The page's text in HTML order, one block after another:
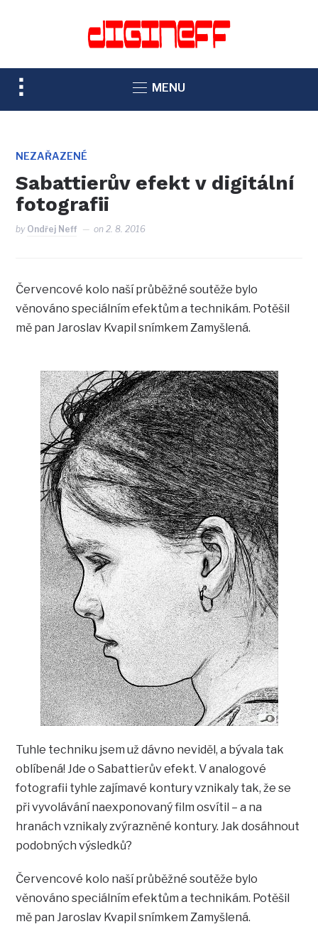
TOGGLE
SIDEBAR
NAVIGATION
MENU
NEZAŘAZENÉ
Sabattierův efekt v digitální
fotografii
by Ondřej Neff on2. 8. 2016
Červencové kolo naší průběžné soutěže bylo
věnováno speciálním efektům a technikám. Potěšil
mě pan Jaroslav Kvapil snímkem Zamyšlená.
Tuhle techniku jsem už dávno neviděl, a bývala tak
oblíbená! Jde o Sabattierův efekt. V analogové
fotografii tyhle zajímavé kontury vznikaly tak, že se
při vyvolávání naexponovaný film osvítil – a na
hranách vznikaly zvýrazněné kontury. Jak dosáhnout
podobných výsledků?
Červencové kolo naší průběžné soutěže bylo
věnováno speciálním efektům a technikám. Potěšil
mě pan Jaroslav Kvapil snímkem Zamyšlená.